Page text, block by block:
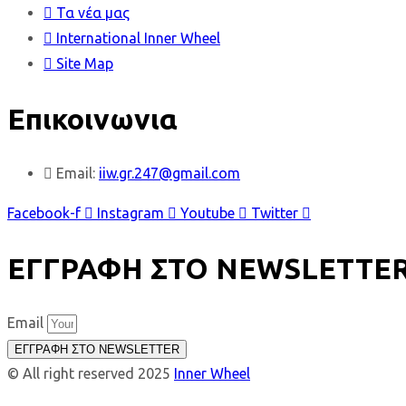
Τα νέα μας
International Inner Wheel
Site Map
Επικοινωνια
Email: iiw.gr.247@gmail.com
Facebook-f Instagram Youtube Twitter
ΕΓΓΡΑΦΗ ΣΤΟ
Email
ΕΓΓΡΑΦΗ ΣΤΟ NEWSLETTER
© All right reserved 2025 Inner Wheel